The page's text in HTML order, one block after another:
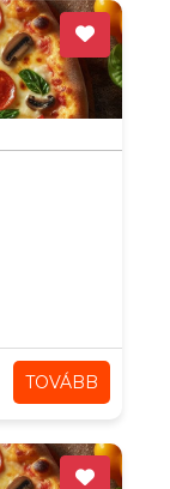
TOVÁBB